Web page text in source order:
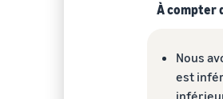
À compter
Nous
est